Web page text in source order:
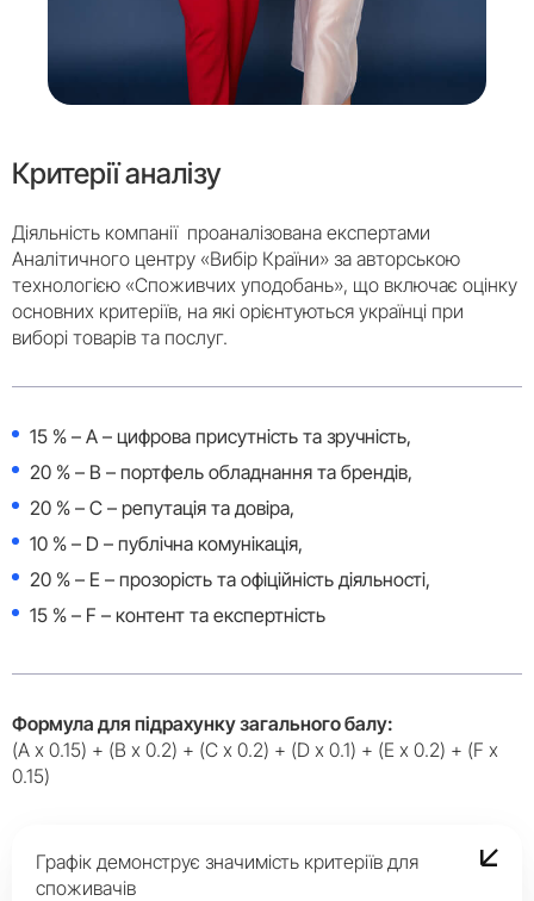
Критерії аналізу
Діяльність компанії проаналізована експертами
Аналітичного центру «Вибір Країни» за авторською
технологією «Споживчих уподобань», що включає оцінку
основних критеріїв, на які орієнтуються українці при
виборі товарів та послуг.
15 % – A – цифрова присутність та зручність,
20 % – B – портфель обладнання та брендів,
20 % – C – репутація та довіра,
10 % – D – публічна комунікація,
20 % – E – прозорість та офіційність діяльності,
15 % – F – контент та експертність
Формула для підрахунку загального балу:
(A x 0.15) + (B x 0.2) + (C x 0.2) + (D x 0.1) + (E x 0.2) + (F x
0.15)
Графік демонструє значимість критеріїв для
споживачів